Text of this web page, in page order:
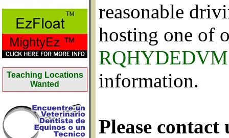
Teaching Locations
Wanted
reasonable
hosting one of
information.
Please contact